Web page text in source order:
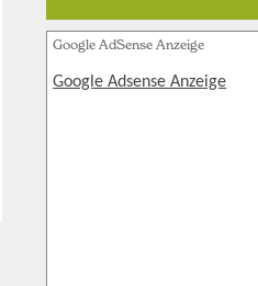
Google AdSense Anzeige
Google Adsense Anzeige